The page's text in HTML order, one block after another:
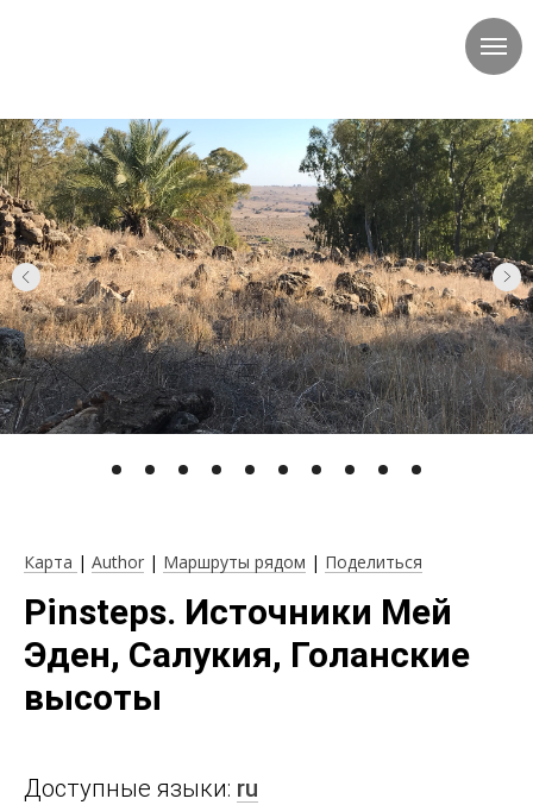
Карта | Author | Маршруты рядом | Поделиться
Pinsteps. Источники Мей
Эден, Салукия, Голанские
высоты
Доступные языки: ru